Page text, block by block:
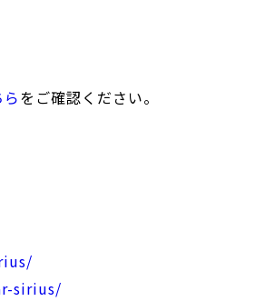
をご確認ください。
sirius/